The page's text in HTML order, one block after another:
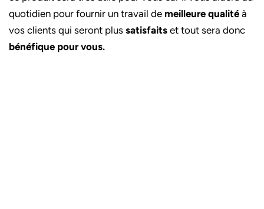
quotidien pour fournir un travail de meilleure qualité à
vos clients qui seront plus satisfaits et tout sera donc
bénéfique pour vous.